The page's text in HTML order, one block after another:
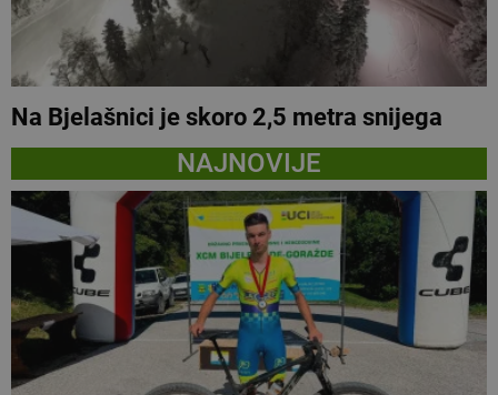
Na Bjelašnici je skoro 2,5 metra snijega
NAJNOVIJE